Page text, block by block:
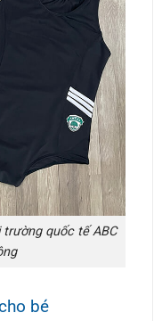
quốc tế ABC
bé